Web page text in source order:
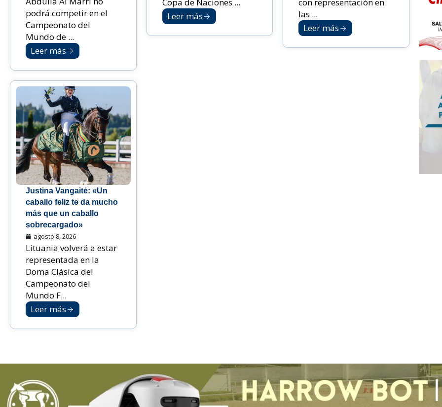
podrá competir en el
Campeonato del
Mundo de ...
Leer más
Leer más
las ...
Leer más
Justina Vangaitė: «Un
caballo feliz te da mucho
más que un caballo
sobrecargado»
agosto 8, 2026
Lituania volverá a estar
representada en la
Doma Clásica del
Campeonato del
Mundo F...
Leer más